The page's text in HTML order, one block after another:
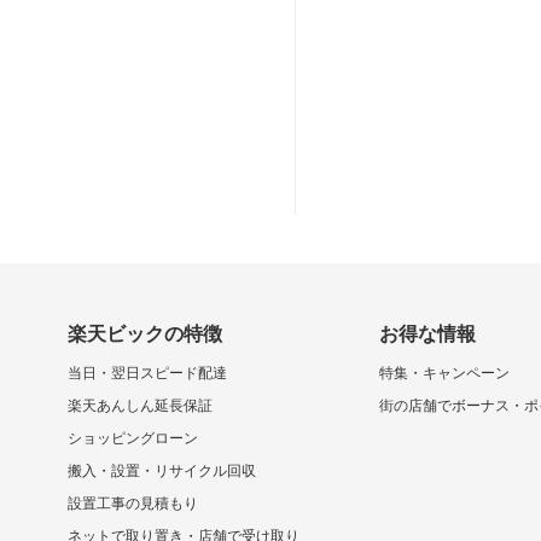
楽天ビックの特徴
当日・翌日スピード配達
楽天あんしん延長保証
ショッピングローン
搬入・設置・リサイクル回収
設置工事の見積もり
ネットで取り置き・店舗で受け取り
お得な情報
特集・キャンペーン
街の店舗でボーナス・